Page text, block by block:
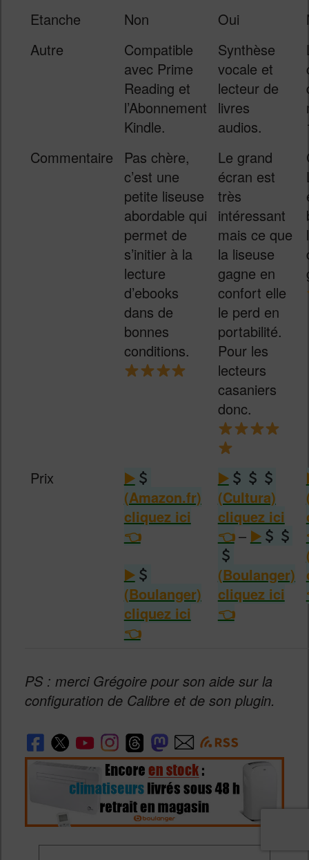
Etanche
Non Oui
Autre
Compatible
avec Prime
Reading et
l’Abonnement
Kindle.
Synthèse
vocale et
lecteur de
livres
audios.
Commentaire
Pas chère,
c’est une
petite liseuse
abordable qui
permet de
s’initier à la
lecture
d’ebooks
dans de
bonnes
conditions.
Le grand
écran est
très
intéressant
mais ce que
la liseuse
gagne en
confort elle
le perd en
portabilité.
Pour les
lecteurs
casaniers
donc.
Prix
(Amazon.fr)
(Boulanger)
(Cultura)
–
(Boulanger)
PS : merci Grégoirepour son aide sur la
configuration de Calibre et de son plugin.